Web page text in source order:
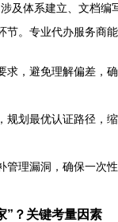
及体系建立、文档编
节。专业代办服务商能
求，避免理解偏差，
规划最优认证路径，
管理漏洞，确保一次
”？关键考量因素